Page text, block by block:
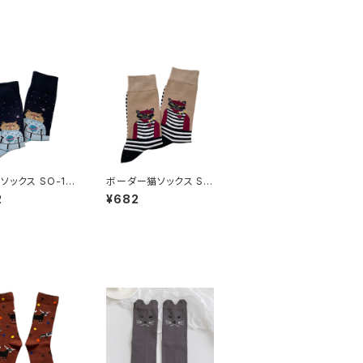
ックス SO-13
ボーダー猫ソックス SO
-133
¥682